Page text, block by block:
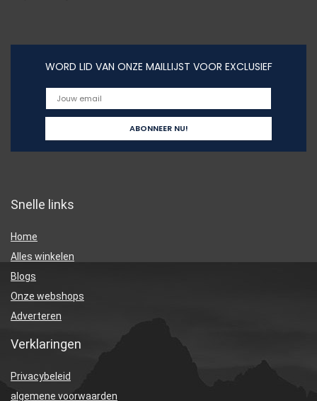
WORD LID VAN ONZE MAILLIJST VOOR EXCLUSIEF
Snelle links
Home
Alles winkelen
Blogs
Onze webshops
Adverteren
Verklaringen
Privacybeleid
algemene voorwaarden